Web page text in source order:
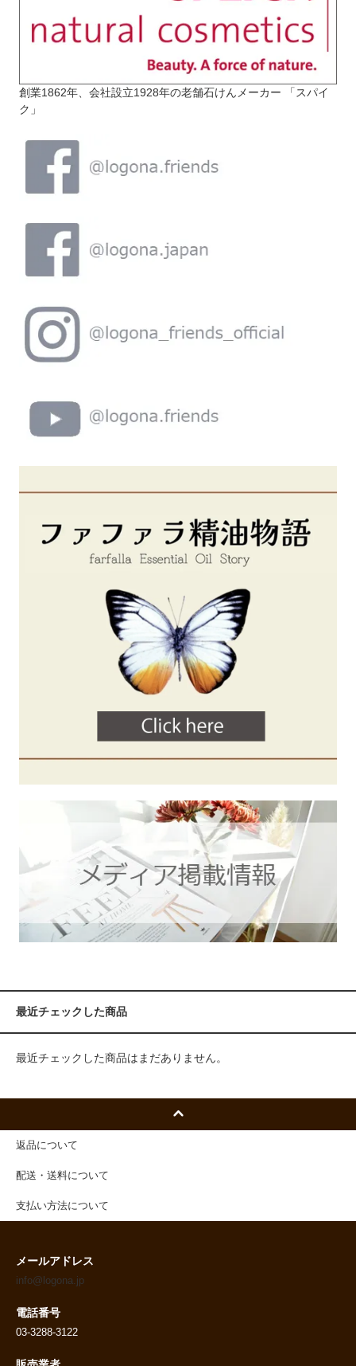
創業1862年、会社設立1928年の老舗石けんメーカー 「スパイ
ク」
最近チェックした商品
最近チェックした商品はまだありません。
返品について
配送・送料について
支払い方法について
メールアドレス
info@logona.jp
電話番号
03-3288-3122